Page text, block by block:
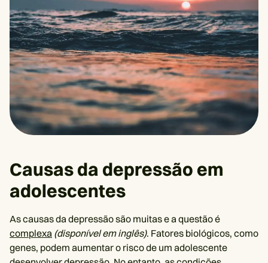
Causas da depressão em
adolescentes
As causas da depressão são muitas e a questão é
complexa (disponível em inglês). Fatores biológicos, como
genes, podem aumentar o risco de um adolescente